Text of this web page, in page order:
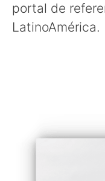
portal de
LatinoAmérica.